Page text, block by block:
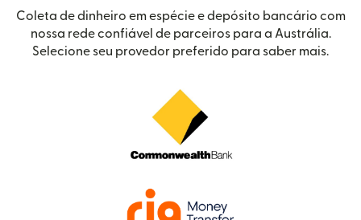
Coleta de dinheiro em espécie e depósito bancário com
nossa rede confiável de parceiros para a Austrália.
Selecione seu provedor preferido para saber mais.